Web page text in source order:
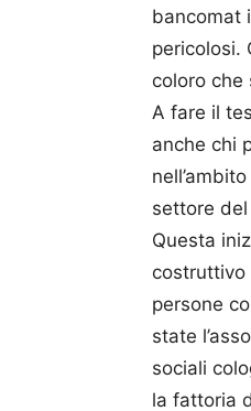
bancomat
pericolosi.
coloro che
A fare il
anche chi
settore
Questa
costruttivo
persone
state
sociali
la fattoria